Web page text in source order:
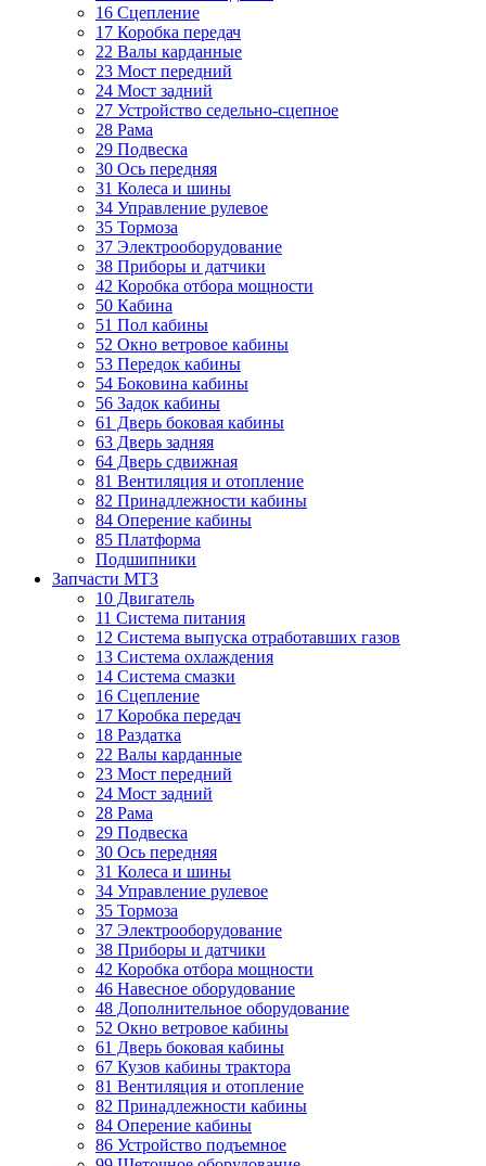
16 Сцепление
17 Коробка передач
22 Валы карданные
23 Мост передний
24 Мост задний
27 Устройство седельно-сцепное
28 Рама
29 Подвеска
30 Ось передняя
31 Колеса и шины
34 Управление рулевое
35 Тормоза
37 Электрооборудование
38 Приборы и датчики
42 Коробка отбора мощности
50 Кабина
51 Пол кабины
52 Окно ветровое кабины
53 Передок кабины
54 Боковина кабины
56 Задок кабины
61 Дверь боковая кабины
63 Дверь задняя
64 Дверь сдвижная
81 Вентиляция и отопление
82 Принадлежности кабины
84 Оперение кабины
85 Платформа
Подшипники
Запчасти МТЗ
10 Двигатель
11 Система питания
12 Система выпуска отработавших газов
13 Система охлаждения
14 Система смазки
16 Сцепление
17 Коробка передач
18 Раздатка
22 Валы карданные
23 Мост передний
24 Мост задний
28 Рама
29 Подвеска
30 Ось передняя
31 Колеса и шины
34 Управление рулевое
35 Тормоза
37 Электрооборудование
38 Приборы и датчики
42 Коробка отбора мощности
46 Навесное оборудование
48 Дополнительное оборудование
52 Окно ветровое кабины
61 Дверь боковая кабины
67 Кузов кабины трактора
81 Вентиляция и отопление
82 Принадлежности кабины
84 Оперение кабины
86 Устройство подъемное